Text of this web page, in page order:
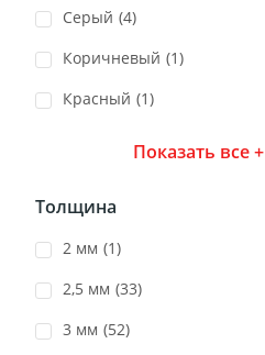
Серый (4)
Коричневый (1)
Красный (1)
Показать все +
Толщина
2 мм (1)
2,5 мм (33)
3 мм (52)